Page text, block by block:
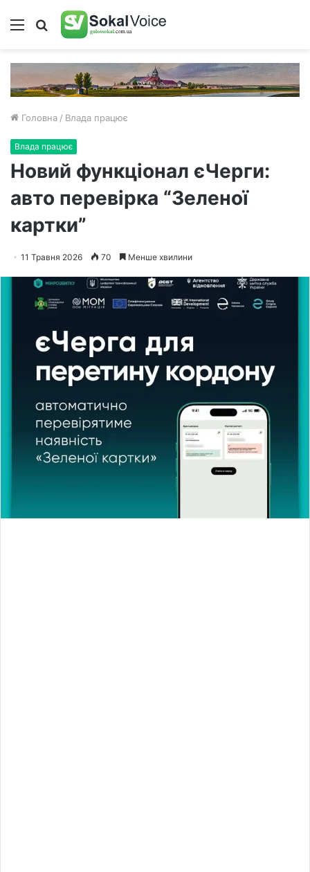
Меню Пошук
Головна / Влада працює
Влада працює
Новий функціонал єЧерги:
авто перевірка “Зеленої
картки”
11 Травня 2026 70 Менше хвилини